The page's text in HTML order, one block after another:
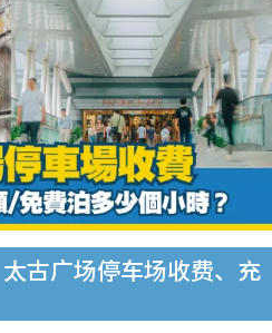
古广场停车场收费、充